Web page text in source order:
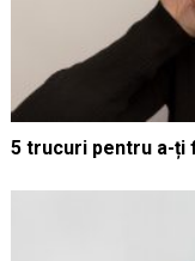
5 trucuri pentru a-ți